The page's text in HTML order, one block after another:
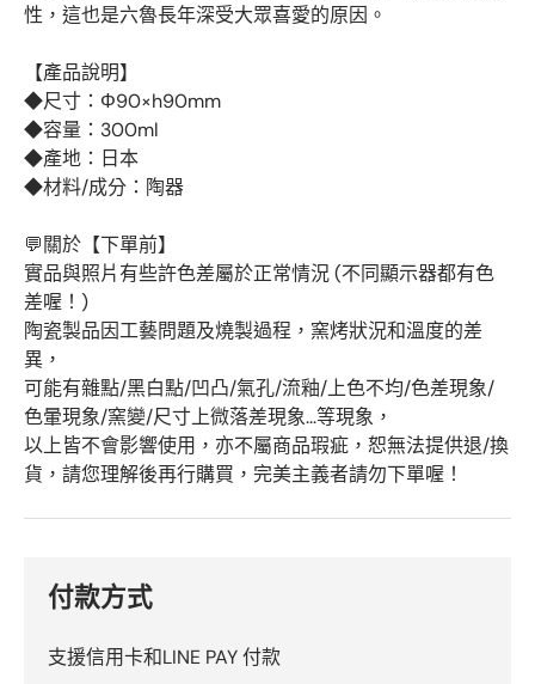
性，這也是六魯長年深受大眾喜愛的原因。
【產品說明】
◆尺寸：Φ90×h90mm
◆容量：300ml
◆產地：日本
◆材料/成分：陶器
💬關於【下單前】
實品與照片有些許色差屬於正常情況 (不同顯示器都有色
差喔！)
陶瓷製品因工藝問題及燒製過程，窯烤狀況和溫度的差
異，
可能有雜點/黑白點/凹凸/氣孔/流釉/上色不均/色差現象/
色暈現象/窯變/尺寸上微落差現象...等現象，
以上皆不會影響使用，亦不屬商品瑕疵，恕無法提供退/換
貨，請您理解後再行購買，完美主義者請勿下單喔！
付款方式
支援信用卡和LINE PAY 付款